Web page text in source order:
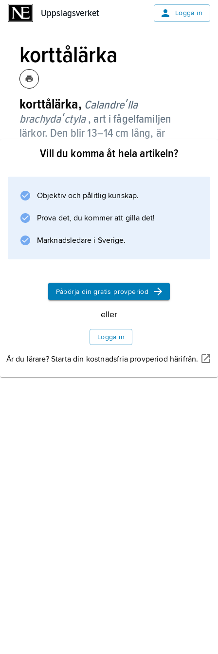
Uppslagsverket Logga in
korttålärka
korttålärka, Calandreʹlla
brachydaʹctyla , art i fågelfamiljen
lärkor. Den blir 13–14 cm lång, är
brunstreckad på ovansidan och rent vit
undertill, oftast med en liten, mörk fläck
Arten häckar i öppet, torrt landskap i södra
Mongoliet och livnär sig av frön och insekter.
Den har påträffats i Sverige ett antal gånger.
Information om artikeln
Vill du komma åt hela artikeln?
Objektiv och pålitlig kunskap.
Prova det, du kommer att gilla det!
Marknadsledare i Sverige.
Påbörja din gratis provperiod
eller
Logga in
Är du lärare? Starta din kostnadsfria provperiod härifrån.